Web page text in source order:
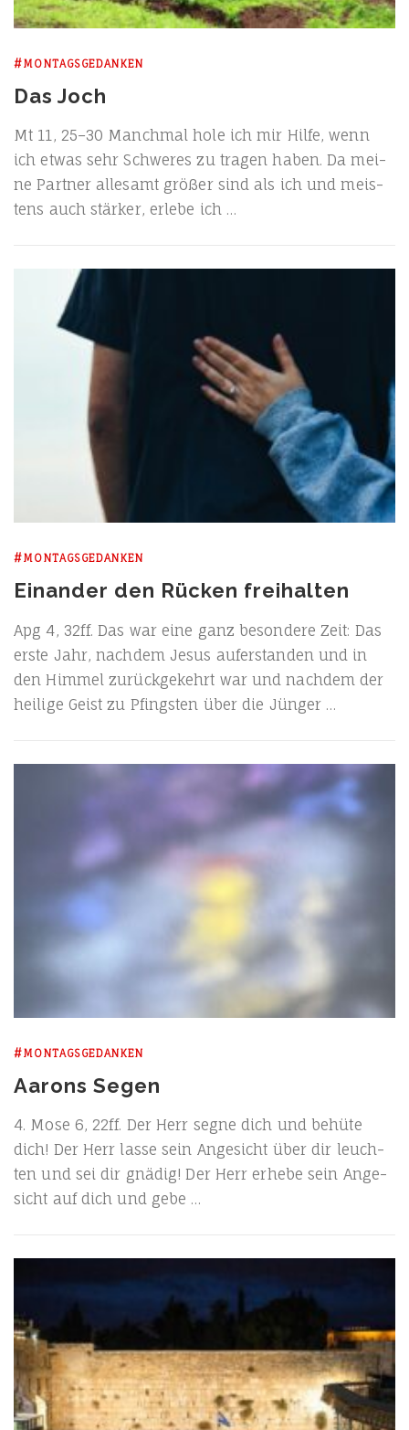
#MONTAGSGEDANKEN
Das Joch
Mt 11, 25–30 Manch­mal hole ich mir Hil­fe, wenn
ich etwas sehr Schwe­res zu tra­gen haben. Da mei­
ne Part­ner alle­samt grö­ßer sind als ich und meis­
tens auch stär­ker, erle­be ich …
#MONTAGSGEDANKEN
Einander den Rücken freihalten
Apg 4, 32ff. Das war eine ganz beson­de­re Zeit: Das
ers­te Jahr, nach­dem Jesus auf­er­stan­den und in
den Him­mel zurück­ge­kehrt war und nach­dem der
hei­li­ge Geist zu Pfings­ten über die Jünger …
#MONTAGSGEDANKEN
Aarons Segen
4. Mose 6, 22ff. Der Herr seg­ne dich und behü­te
dich! Der Herr las­se sein Ange­sicht über dir leuch­
ten und sei dir gnä­dig! Der Herr erhe­be sein Ange­
sicht auf dich und gebe …